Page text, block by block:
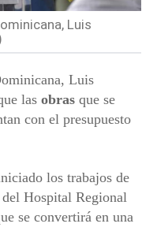
Luis
Luis
las obras que se
con el presupuesto
los trabajos de
Hospital Regional
se convertirá en una